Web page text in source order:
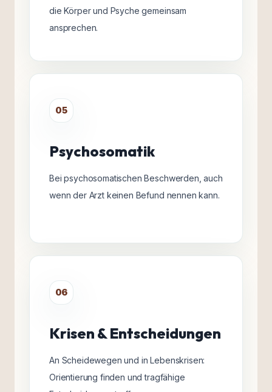
die Körper und Psyche gemeinsam
ansprechen.
05
Psychosomatik
Bei psychosomatischen Beschwerden, auch
wenn der Arzt keinen Befund nennen kann.
06
Krisen & Entscheidungen
An Scheidewegen und in Lebenskrisen:
Orientierung finden und tragfähige